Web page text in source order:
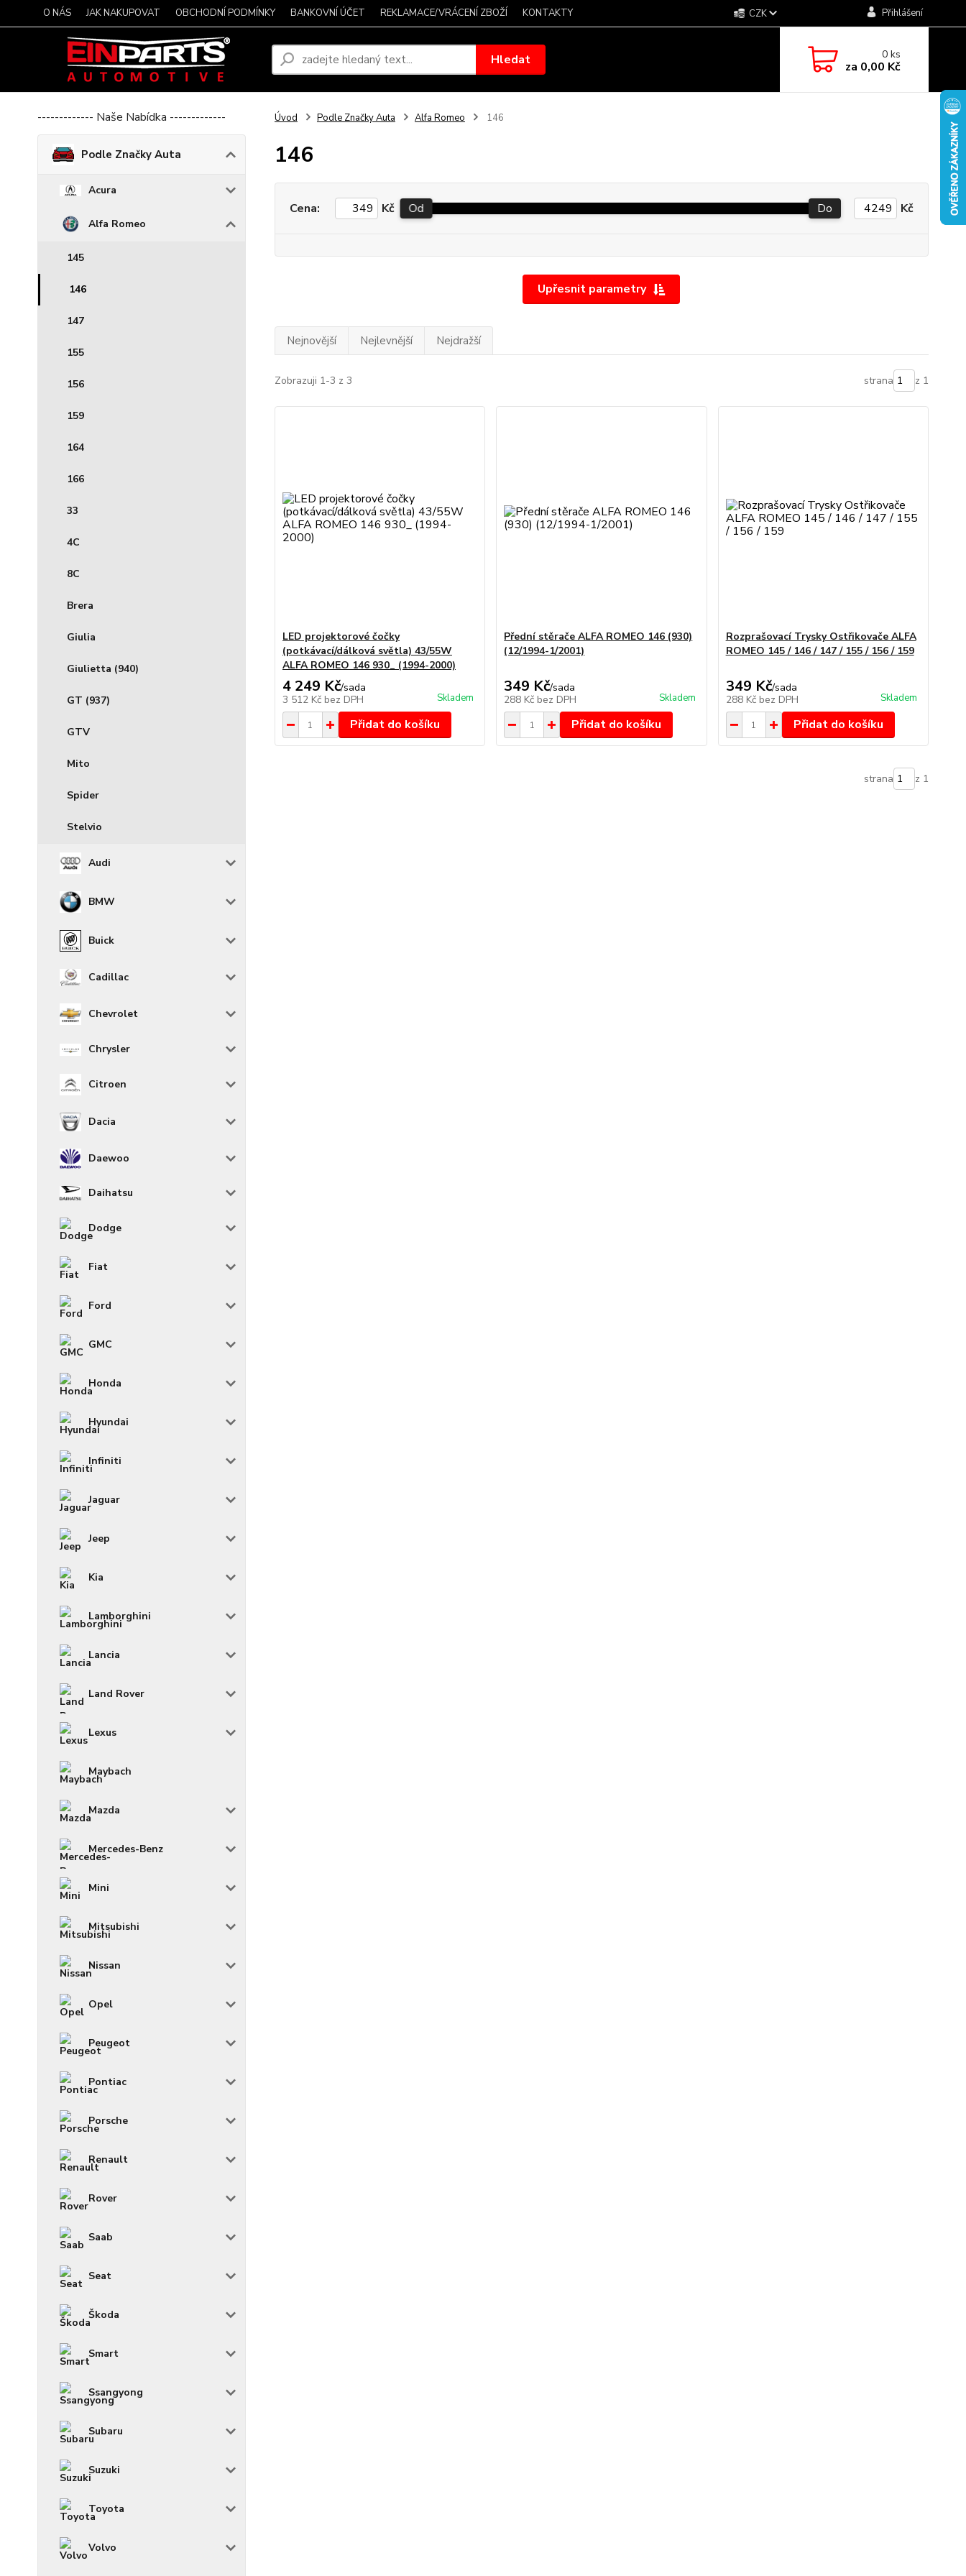
O NÁS JAK NAKUPOVAT OBCHODNÍ PODMÍNKY BANKOVNÍ ÚČET REKLAMACE/VRÁCENÍ ZBOŽÍ KONTAKTY CZK Přihlášení
Hledat 0ks
za 0,00 Kč
------------- Naše Nabídka -------------
Podle Značky Auta
Acura
Alfa Romeo
145
146
147
155
156
159
164
166
33
4C
8C
Brera
Giulia
Giulietta (940)
GT (937)
GTV
Mito
Spider
Stelvio
Audi
BMW
Buick
Cadillac
Chevrolet
Chrysler
Citroen
Dacia
Daewoo
Daihatsu
Dodge
Fiat
Ford
GMC
Honda
Hyundai
Infiniti
Jaguar
Jeep
Kia
Lamborghini
Lancia
Land Rover
Lexus
Maybach
Mazda
Mercedes-Benz
Mini
Mitsubishi
Nissan
Opel
Peugeot
Pontiac
Porsche
Renault
Rover
Saab
Seat
Škoda
Smart
Ssangyong
Subaru
Suzuki
Toyota
Volvo
Úvod Podle Značky Auta Alfa Romeo 146
146
Upřesnit parametry
Cena: Kč Od Do Kč
Nejnovější Nejlevnější Nejdražší
Zobrazuji 1-3 z 3 strana z 1
LED projektorové čočky
(potkávací/dálková světla) 43/55W
ALFA ROMEO 146 930_ (1994-2000)
4 249 Kč/sada
3 512 Kč bez DPH Skladem
Přidat do košíku
Přední stěrače ALFA ROMEO 146 (930)
(12/1994-1/2001)
349 Kč/sada
288 Kč bez DPH Skladem
Přidat do košíku
Rozprašovací Trysky Ostřikovače ALFA
ROMEO 145 / 146 / 147 / 155 / 156 / 159
349 Kč/sada
288 Kč bez DPH Skladem
Přidat do košíku
strana z 1